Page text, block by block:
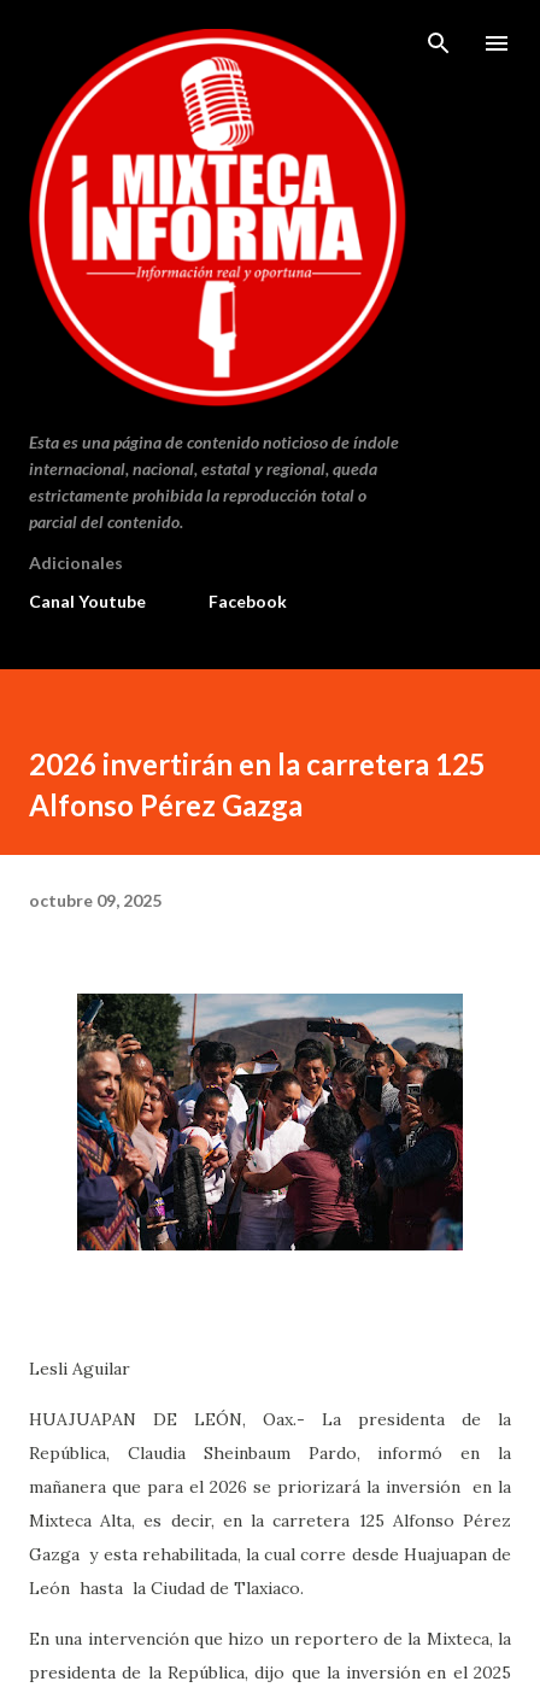
Ir al contenido principal
Esta es una página de contenido noticioso de índole
internacional, nacional, estatal y regional, queda
estrictamente prohibida la reproducción total o
parcial del contenido.
Adicionales
Canal Youtube
Facebook
2026 invertirán en la carretera 125
Alfonso Pérez Gazga
octubre 09, 2025
Lesli Aguilar
HUAJUAPAN DE LEÓN, Oax.- La presidenta de la
República, Claudia Sheinbaum Pardo, informó en la
mañanera que para el 2026 se priorizará la inversión
en la
Mixteca Alta, es decir, en la carretera 125 Alfonso Pérez
Gazga y esta rehabilitada, la cual corre desde Huajuapan de
León hasta la Ciudad de Tlaxiaco.
En una intervención que hizo un reportero de la Mixteca, la
presidenta de la República, dijo que la inversión en el 2025